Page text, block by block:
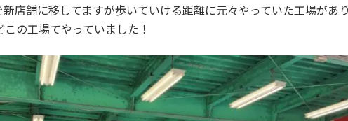
店舗に移してますが歩いていける距離に元々やっていた工場があ
の工場てやっていました！